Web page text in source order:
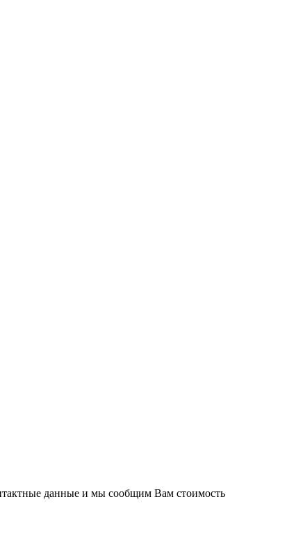
данные и мы сообщим Вам стоимость